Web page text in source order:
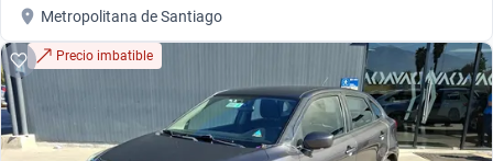
Metropolitana de Santiago
Precio imbatible